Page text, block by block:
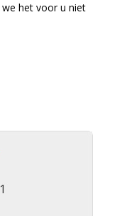
het voor u niet